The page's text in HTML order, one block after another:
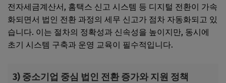
전자세금계산서, 홈택스 신고 시스템 등 디지털 전환이 가속
화되면서 법인 전환 과정의 세무 신고가 점차 자동화되고 있
습니다. 이는 절차의 정확성과 신속성을 높이지만, 동시에
초기 시스템 구축과 운영 교육이 필수적입니다.
3) 중소기업 중심 법인 전환 증가와 지원 정책